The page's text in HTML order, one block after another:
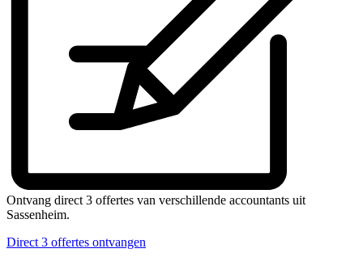
Ontvang direct 3 offertes van verschillende accountants uit
Sassenheim.
Direct 3 offertes ontvangen